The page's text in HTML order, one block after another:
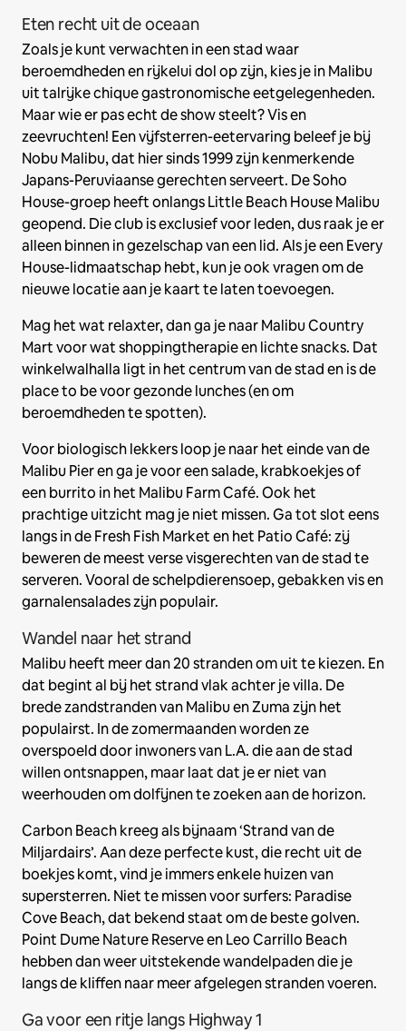
Eten recht uit de oceaan
Zoals je kunt verwachten in een stad waar
beroemdheden en rijkelui dol op zijn, kies je in Malibu
uit talrijke chique gastronomische eetgelegenheden.
Maar wie er pas echt de show steelt? Vis en
zeevruchten! Een vijfsterren-eetervaring beleef je bij
Nobu Malibu, dat hier sinds 1999 zijn kenmerkende
Japans-Peruviaanse gerechten serveert. De Soho
House-groep heeft onlangs Little Beach House Malibu
geopend. Die club is exclusief voor leden, dus raak je er
alleen binnen in gezelschap van een lid. Als je een Every
House-lidmaatschap hebt, kun je ook vragen om de
nieuwe locatie aan je kaart te laten toevoegen.
Mag het wat relaxter, dan ga je naar Malibu Country
Mart voor wat shoppingtherapie en lichte snacks. Dat
winkelwalhalla ligt in het centrum van de stad en is de
place to be voor gezonde lunches (en om
beroemdheden te spotten).
Voor biologisch lekkers loop je naar het einde van de
Malibu Pier en ga je voor een salade, krabkoekjes of
een burrito in het Malibu Farm Café. Ook het
prachtige uitzicht mag je niet missen. Ga tot slot eens
langs in de Fresh Fish Market en het Patio Café: zij
beweren de meest verse visgerechten van de stad te
serveren. Vooral de schelpdierensoep, gebakken vis en
garnalensalades zijn populair.
Wandel naar het strand
Malibu heeft meer dan 20 stranden om uit te kiezen. En
dat begint al bij het strand vlak achter je villa. De
brede zandstranden van Malibu en Zuma zijn het
populairst. In de zomermaanden worden ze
overspoeld door inwoners van L.A. die aan de stad
willen ontsnappen, maar laat dat je er niet van
weerhouden om dolfijnen te zoeken aan de horizon.
Carbon Beach kreeg als bijnaam ‘Strand van de
Miljardairs’. Aan deze perfecte kust, die recht uit de
boekjes komt, vind je immers enkele huizen van
supersterren. Niet te missen voor surfers: Paradise
Cove Beach, dat bekend staat om de beste golven.
Point Dume Nature Reserve en Leo Carrillo Beach
hebben dan weer uitstekende wandelpaden die je
langs de kliffen naar meer afgelegen stranden voeren.
Ga voor een ritje langs Highway 1